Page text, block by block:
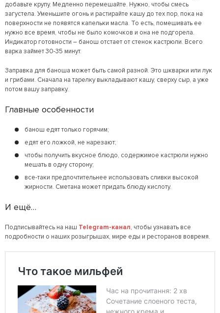
добавьте крупу. Медленно перемешайте. Нужно, чтобы смесь
загустела. Уменьшите огонь и растирайте кашу до тех пор, пока на
поверхности не появятся капельки масла. То есть, помешивать ее
нужно все время, чтобы не было комочков и она не подгорела.
Индикатор готовности – банош отстает от стенок кастрюли. Всего
варка займет 30-35 минут.
Заправка для баноша может быть самой разной. Это шкварки или лук
и грибами. Сначала на тарелку выкладывают кашу, сверху сыр, а уже
потом вашу заправку.
Главные особенности
банош едят только горячим;
едят его ложкой, не нарезают;
чтобы получить вкусное блюдо, содержимое кастрюли нужно
мешать в одну сторону;
все-таки предпочтительнее использовать сливки высокой
жирности. Сметана может придать блюду кислоту.
И ещё…
Подписывайтесь на наш Telegram-канал, чтобы узнавать все
подробности о наших розыгрышах, мире еды и ресторанов вовремя.